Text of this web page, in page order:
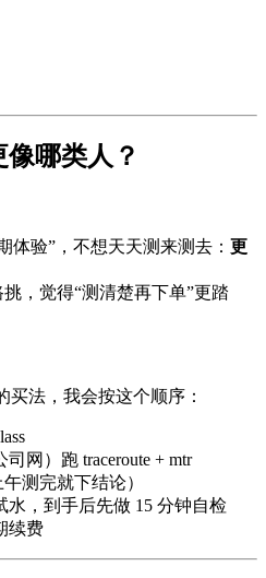
哪类人？
体验”，不想天天测来测去： 更
，觉得“测清楚再下单”更踏
买法，我会按这个顺序：
网）跑 traceroute + mtr
测完就下结论）
水，到手后先做 15 分钟自检
续费